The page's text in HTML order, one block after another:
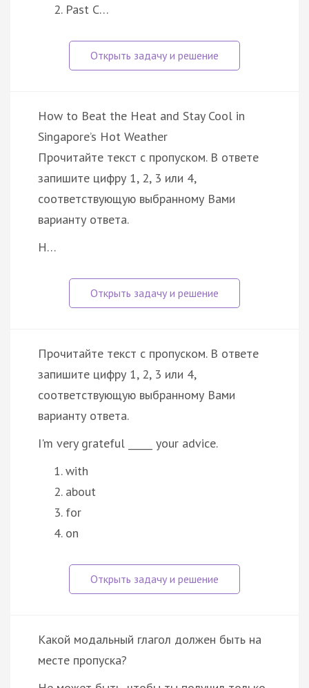
Past C…
How to Beat the Heat and Stay Cool in
Singapore’s Hot Weather
Прочитайте текст с пропуском. В ответе
запишите цифру 1, 2, 3 или 4,
соответствующую выбранному Вами
варианту ответа.
H…
Прочитайте текст с пропуском. В ответе
запишите цифру 1, 2, 3 или 4,
соответствующую выбранному Вами
варианту ответа.
I'm very grateful _____ your advice.
with
about
for
on
Какой модальный глагол должен быть на
месте пропуска?